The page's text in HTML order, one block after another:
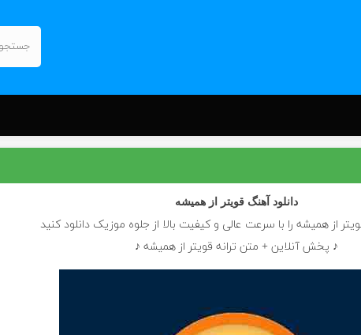
دانلود آهنگ قویتر از همیشه
از همیشه را با سرعت عالی و کیفیت بالا از جلوه موزیک دانلود کنید
♪ پخش آنلاین + متن ترانه قویتر از همیشه ♪